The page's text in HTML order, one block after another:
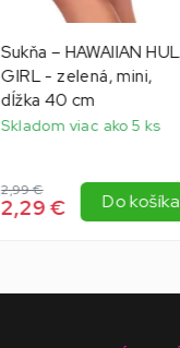
Sukňa – HAWAIIAN
GIRL - zelená, mini,
dĺžka 40 cm
Skladom viac ako 5 ks
2,99 €
2,29 € Do košíka